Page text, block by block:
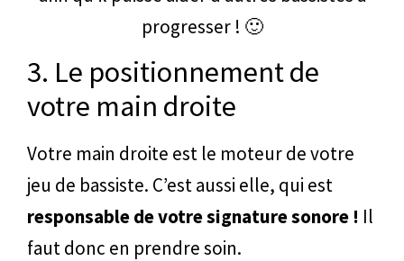
progresser ! 🙂
3. Le positionnement de
votre main droite
Votre main droite est le moteur de votre
jeu de bassiste. C’est aussi elle, qui est
responsable de votre signature sonore ! Il
faut donc en prendre soin.